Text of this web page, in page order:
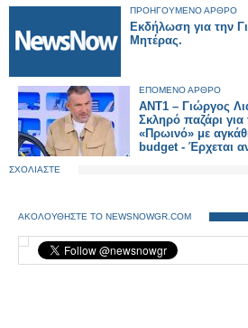
ΠΡΟΗΓΟΥΜΕΝΟ ΑΡΘΡΟ
Εκδήλωση για την
Μητέρας.
ΕΠΟΜΕΝΟ ΑΡΘΡΟ
ΑΝΤ1 – Γιώργος
Σκληρό παζάρι για
«Πρωινό» με
budget - Έρχεται
ΣΧΟΛΙΑΣΤΕ
ΑΚΟΛΟΥΘΗΣΤΕ ΤΟ NEWSNOWGR.COM